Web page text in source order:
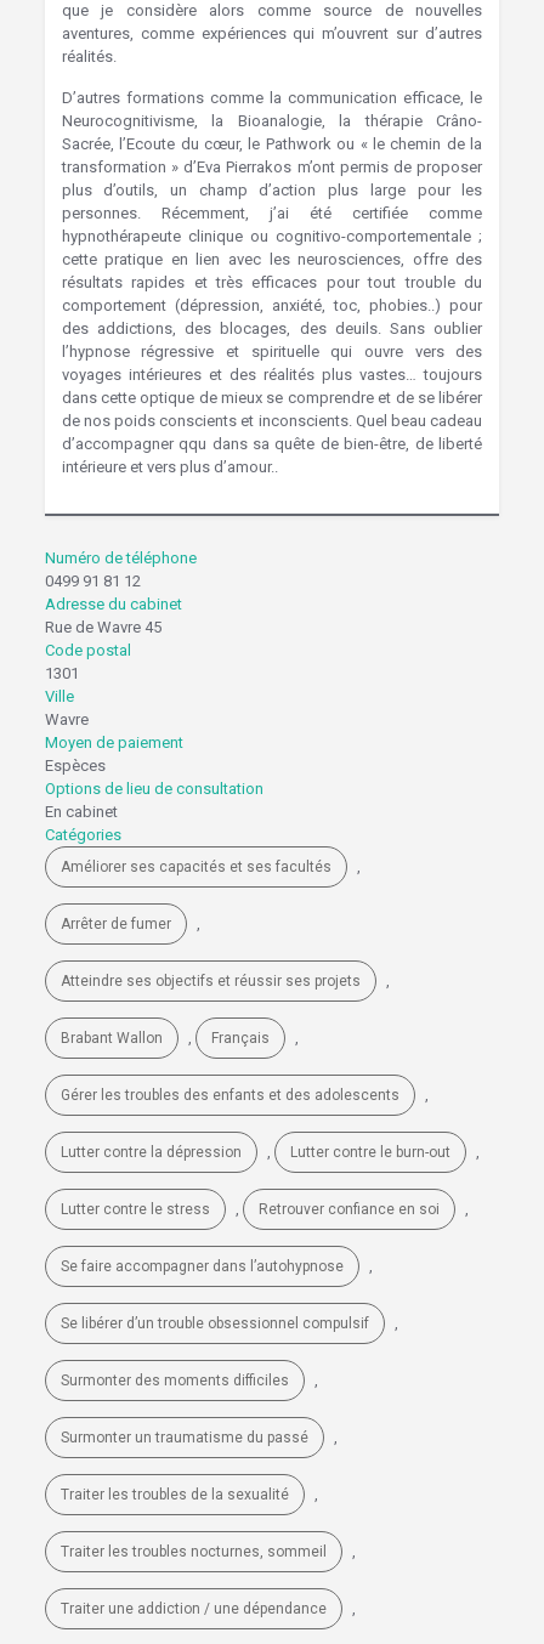
que je considère alors comme source de nouvelles
aventures, comme expériences qui m’ouvrent sur d’autres
réalités.
D’autres formations comme la communication efficace, le
Neurocognitivisme, la Bioanalogie, la thérapie Crâno-
Sacrée, l’Ecoute du cœur, le Pathwork ou « le chemin de la
transformation » d’Eva Pierrakos m’ont permis de proposer
plus d’outils, un champ d’action plus large pour les
personnes. Récemment, j’ai été certifiée comme
hypnothérapeute clinique ou cognitivo-comportementale ;
cette pratique en lien avec les neurosciences, offre des
résultats rapides et très efficaces pour tout trouble du
comportement (dépression, anxiété, toc, phobies..) pour
des addictions, des blocages, des deuils. Sans oublier
l’hypnose régressive et spirituelle qui ouvre vers des
voyages intérieures et des réalités plus vastes… toujours
dans cette optique de mieux se comprendre et de se libérer
de nos poids conscients et inconscients. Quel beau cadeau
d’accompagner qqu dans sa quête de bien-être, de liberté
intérieure et vers plus d’amour..
Numéro de téléphone
0499 91 81 12
Adresse du cabinet
Rue de Wavre 45
Code postal
1301
Ville
Wavre
Moyen de paiement
Espèces
Options de lieu de consultation
En cabinet
Catégories
Améliorer ses capacités et ses facultés ,
Arrêter de fumer ,
Atteindre ses objectifs et réussir ses projets ,
Brabant Wallon , Français ,
Gérer les troubles des enfants et des adolescents ,
Lutter contre la dépression , Lutter contre le burn-out ,
Lutter contre le stress , Retrouver confiance en soi ,
Se faire accompagner dans l’autohypnose ,
Se libérer d’un trouble obsessionnel compulsif ,
Surmonter des moments difficiles ,
Surmonter un traumatisme du passé ,
Traiter les troubles de la sexualité ,
Traiter les troubles nocturnes, sommeil ,
Traiter une addiction / une dépendance ,